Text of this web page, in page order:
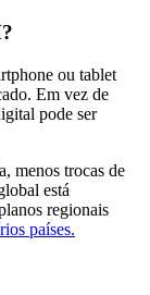
ou tablet
Em vez de
pode ser
menos trocas de
está
regionais
países.